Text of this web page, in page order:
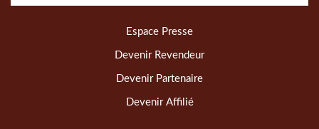
Espace Presse
Devenir Revendeur
Devenir Partenaire
Devenir Affilié